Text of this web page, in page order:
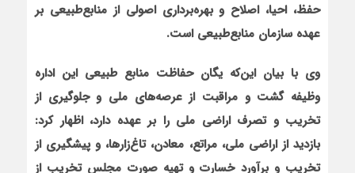
حفظ، احيا، اصلاح و بهرهبرداري اصولي از منابعطبيعي بر
عهده سازمان منابع‌طبيعي است.
وي با بيان اينکه يگان حفاظت منابع طبيعي اين اداره
وظيفه گشت و مراقبت از عرصههاي ملي و جلوگيري از
تخريب و تصرف اراضي ملي را بر عهده دارد، اظهار کرد:
بازديد از اراضي ملي، مراتع، معادن، تاغزارها، و پيشگيري از
تخريب و برآورد خسارت و تهيه صورت مجلس تخريب از